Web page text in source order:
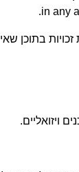
in any
.
ויזואליים.